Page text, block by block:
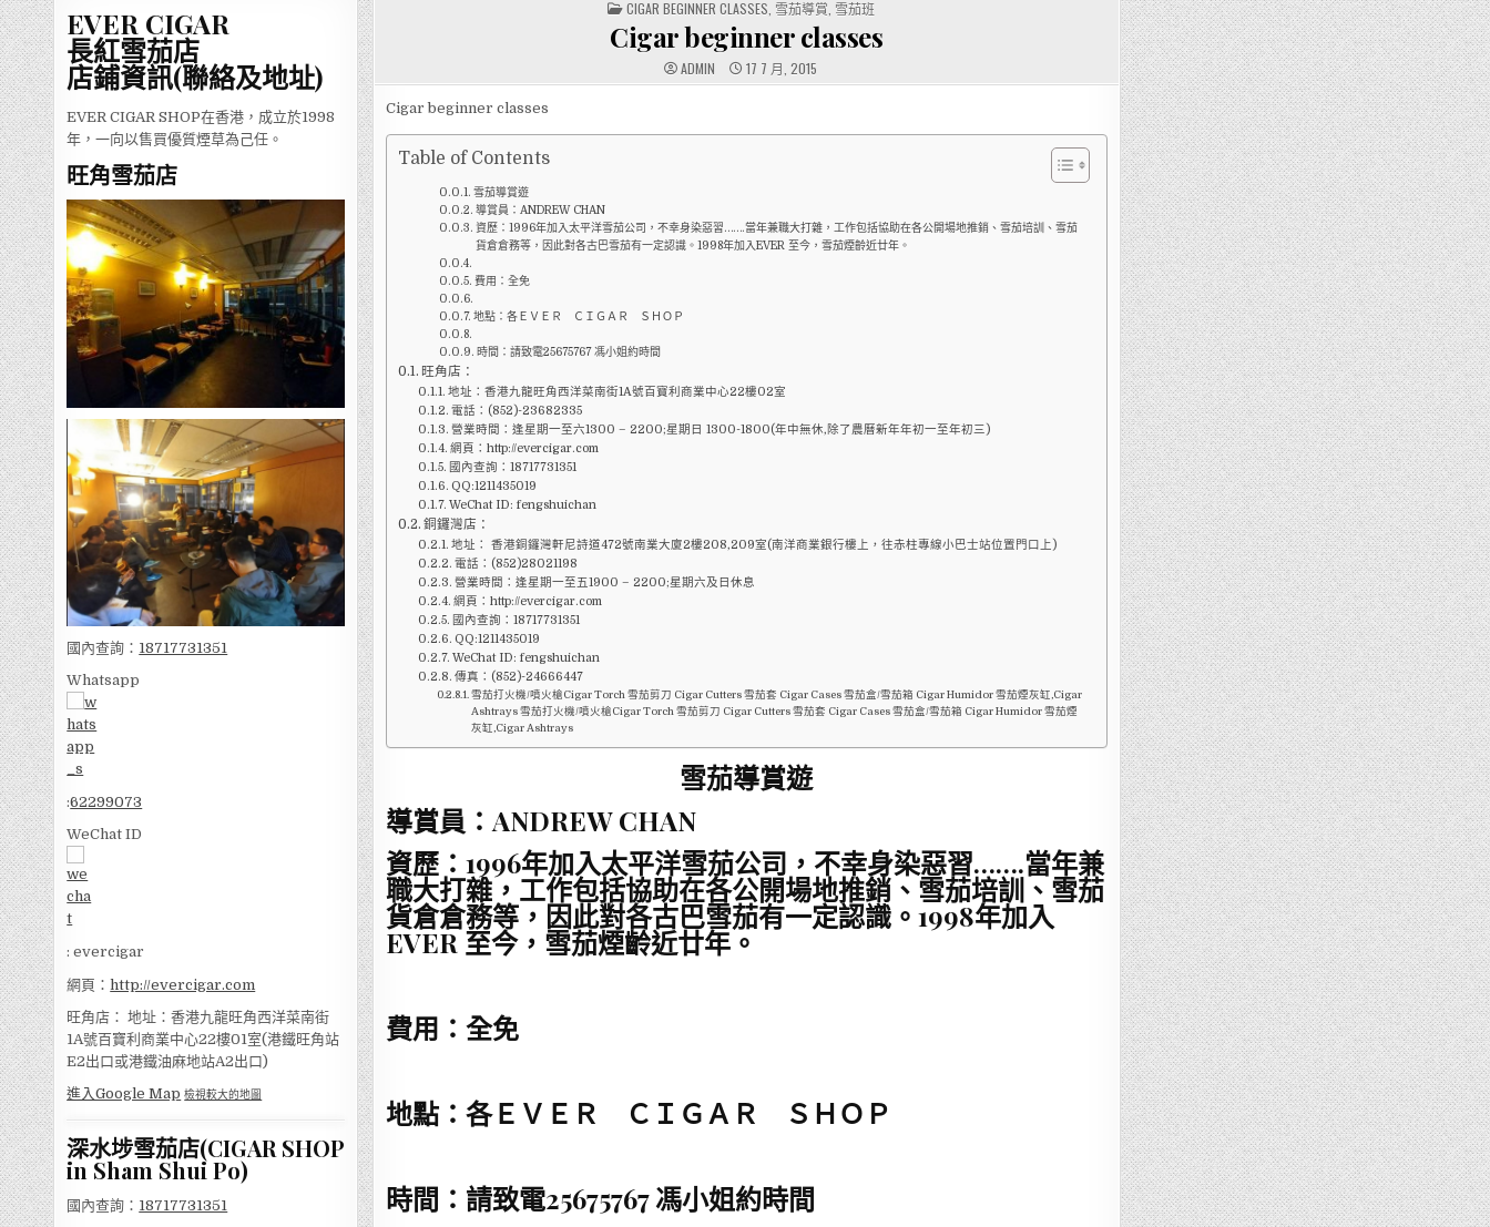
EVER CIGAR
長紅雪茄店
店鋪資訊(聯絡及地址)
EVER CIGAR SHOP在香港，成立於1998
年，一向以售買優質煙草為己任。
旺角雪茄店
國內查詢： 18717731351
Whatsapp
:62299073
WeChat ID
: evercigar
網頁：http://evercigar.com
旺角店： 地址：香港九龍旺角西洋菜南街
1A號百寶利商業中心22樓01室(港鐵旺角站
E2出口或港鐵油麻地站A2出口)
進入Google Map 檢視較大的地圖
深水埗雪茄店(CIGAR SHOP
in Sham Shui Po)
國內查詢： 18717731351
POSTED
IN
CIGAR BEGINNER CLASSES 雪茄導賞 雪茄班
Cigar beginner classes
ADMIN 17 7 月, 2015
Cigar beginner classes
Table of Contents
雪茄導賞遊
導賞員：ANDREW CHAN
資歷：1996年加入太平洋雪茄公司，不幸身染惡習…….當年兼職大打雜，工作包括協助在各公開場地推銷、雪茄培訓、雪茄
貨倉倉務等，因此對各古巴雪茄有一定認識。1998年加入EVER 至今，雪茄煙齡近廿年。
費用：全免
地點：各ＥＶＥＲ ＣＩＧＡＲ ＳＨＯＰ
時間：請致電25675767 馮小姐約時間
旺角店：
地址：香港九龍旺角西洋菜南街1A號百寶利商業中心22樓02室
電話：(852)-23682335
營業時間：逢星期一至六1300 – 2200;星期日 1300-1800(年中無休,除了農曆新年年初一至年初三)
網頁：http://evercigar.com
國內查詢：18717731351
QQ:1211435019
WeChat ID: fengshuichan
銅鑼灣店：
地址： 香港銅鑼灣軒尼詩道472號南業大廈2樓208,209室(南洋商業銀行樓上，往赤柱專線小巴士站位置門口上)
電話：(852)28021198
營業時間：逢星期一至五1900 – 2200;星期六及日休息
網頁：http://evercigar.com
國內查詢：18717731351
QQ:1211435019
WeChat ID: fengshuichan
傳真：(852)-24666447
雪茄打火機/噴火槍Cigar Torch 雪茄剪刀 Cigar Cutters 雪茄套 Cigar Cases 雪茄盒/雪茄箱 Cigar Humidor 雪茄煙灰缸,Cigar
Ashtrays 雪茄打火機/噴火槍Cigar Torch 雪茄剪刀 Cigar Cutters 雪茄套 Cigar Cases 雪茄盒/雪茄箱 Cigar Humidor 雪茄煙
灰缸,Cigar Ashtrays
雪茄導賞遊
導賞員： ANDREW CHAN
資歷： 1996年加入太平洋雪茄公司，不幸身染惡習…….當年兼
職大打雜，工作包括協助在各公開場地推銷、雪茄培訓、雪茄
貨倉倉務等，因此對各古巴雪茄有一定認識。 1998年加入
EVER至今，雪茄煙齡近廿年。
費用：全免
地點：各ＥＶＥＲ ＣＩＧＡＲ ＳＨＯＰ
時間：請致電25675767馮小姐約時間